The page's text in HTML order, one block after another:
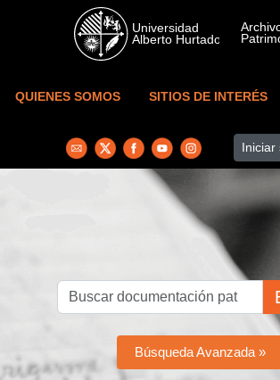
Skip to main content
QUIENES SOMOS SITIOS DE INTERÉS
Iniciar
Búsqueda Avanzada »